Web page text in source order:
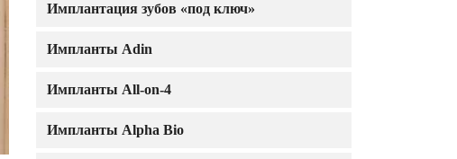
Имплантация зубов «под ключ»
Импланты Adin
Импланты All-on-4
Импланты Alpha Bio